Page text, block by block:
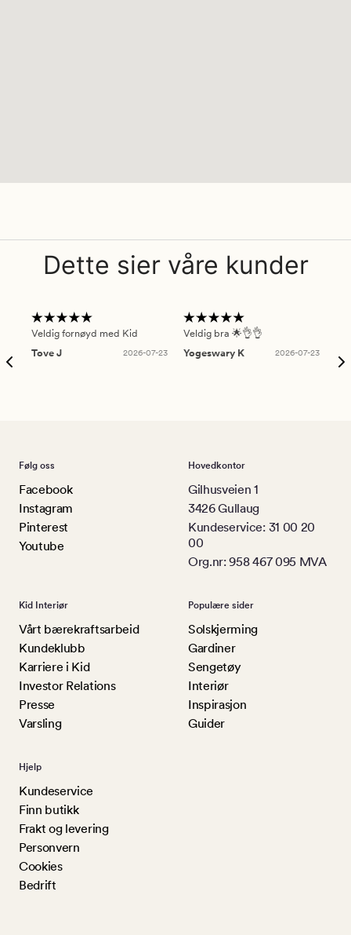
Dette sier våre kunder
Veldig fornøyd med Kid
Tove J
2026-07-23
Veldig bra 🌟👌👌
Yogeswary K
2026-07-23
Følg oss
Facebook
Instagram
Pinterest
Youtube
Hovedkontor
Gilhusveien 1
3426 Gullaug
Kundeservice: 31 00 20
00
Org.nr: 958 467 095 MVA
Kid Interiør
Vårt bærekraftsarbeid
Kundeklubb
Karriere i Kid
Investor Relations
Presse
Varsling
Populære sider
Solskjerming
Gardiner
Sengetøy
Interiør
Inspirasjon
Guider
Hjelp
Kundeservice
Finn butikk
Frakt og levering
Personvern
Cookies
Bedrift